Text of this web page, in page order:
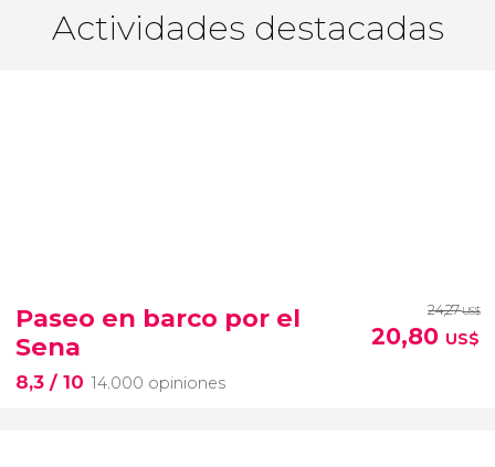
Actividades destacadas
Paseo en barco por el
Sena
8,3 / 10 14.000 opiniones
24,27US$
20,80 US$